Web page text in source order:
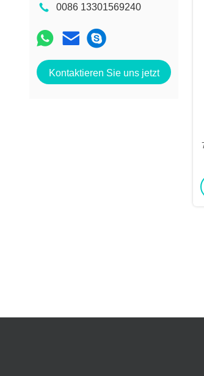
0086 13301569240
Kontaktieren Sie uns jetzt